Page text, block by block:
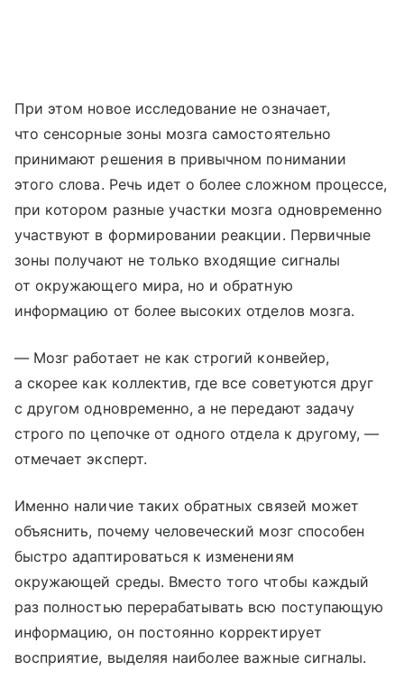
При этом новое исследование не означает,
что сенсорные зоны мозга самостоятельно
принимают решения в привычном понимании
этого слова. Речь идет о более сложном процессе,
при котором разные участки мозга одновременно
участвуют в формировании реакции. Первичные
зоны получают не только входящие сигналы
от окружающего мира, но и обратную
информацию от более высоких отделов мозга.
— Мозг работает не как строгий конвейер,
а скорее как коллектив, где все советуются друг
с другом одновременно, а не передают задачу
строго по цепочке от одного отдела к другому, —
отмечает эксперт.
Именно наличие таких обратных связей может
объяснить, почему человеческий мозг способен
быстро адаптироваться к изменениям
окружающей среды. Вместо того чтобы каждый
раз полностью перерабатывать всю поступающую
информацию, он постоянно корректирует
восприятие, выделяя наиболее важные сигналы.